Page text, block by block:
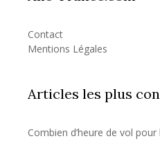
Contact
Mentions Légales
Articles les plus
Combien d’heure de vol pour